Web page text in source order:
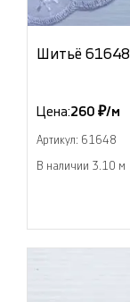
Шитьё 61648
Цена:260 ₽/м
Артикул: 61648
В наличии 3.10 м